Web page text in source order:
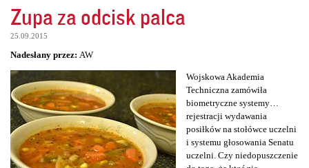
Zupa za odcisk palca
25.09.2015
Nadesłany przez: AW
Wojskowa Akademia
Techniczna zamówiła
biometryczne systemy…
rejestracji wydawania
posiłków na stołówce uczelni
i systemu głosowania Senatu
uczelni. Czy niedopuszczenie